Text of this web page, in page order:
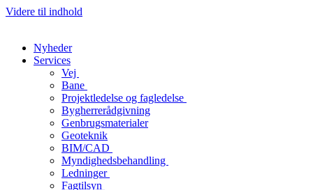
Videre til indhold
Nyheder
Services
Vej
Bane
Projektledelse og fagledelse
Bygherrerådgivning
Genbrugsmaterialer
Geoteknik
BIM/CAD
Myndighedsbehandling
Ledninger
Fagtilsyn